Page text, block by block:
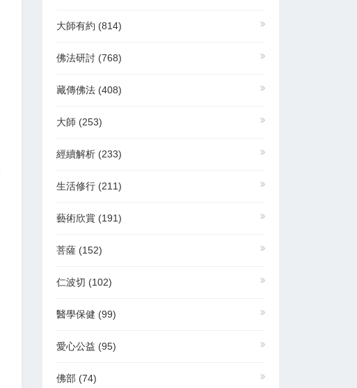
大師有約 (814)
佛法研討 (768)
藏傳佛法 (408)
大師 (253)
經續解析 (233)
生活修行 (211)
藝術欣賞 (191)
菩薩 (152)
仁波切 (102)
醫學保健 (99)
愛心公益 (95)
佛部 (74)